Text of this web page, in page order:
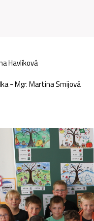
Havlíková
- Mgr. Martina Smijová